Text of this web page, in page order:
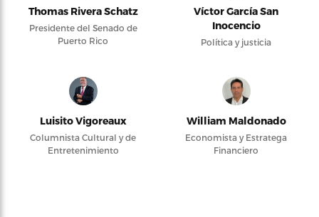
Thomas Rivera Schatz
Presidente del Senado de
Puerto Rico
Víctor García San
Inocencio
Política y justicia
Luisito Vigoreaux
Columnista Cultural y de
Entretenimiento
William Maldonado
Economista y Estratega
Financiero